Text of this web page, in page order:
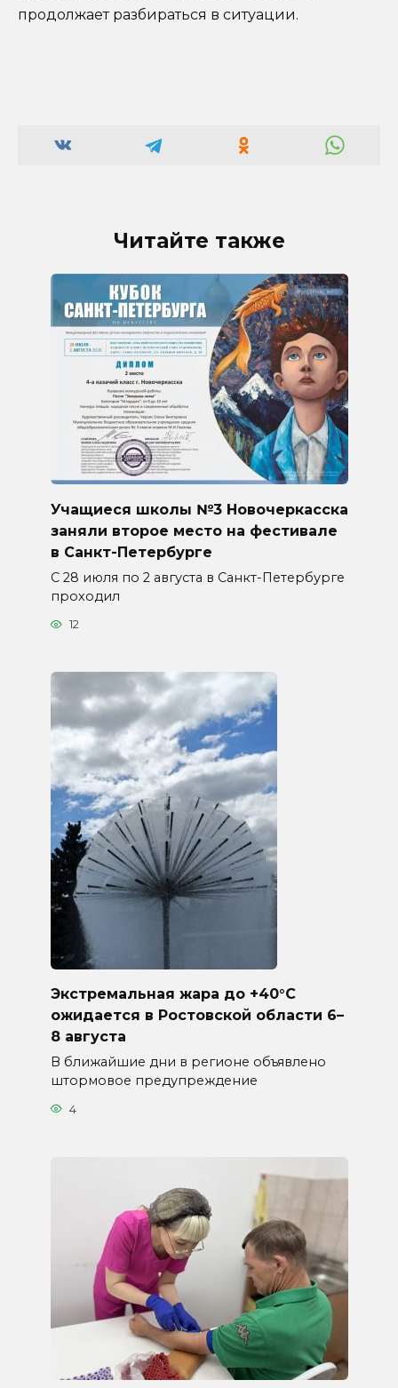
продолжает разбираться в ситуации.
Читайте также
Учащиеся школы №3 Новочеркасска
заняли второе место на фестивале
в Санкт-Петербурге
С 28 июля по 2 августа в Санкт-Петербурге
проходил
12
Экстремальная жара до +40°C
ожидается в Ростовской области 6–
8 августа
В ближайшие дни в регионе объявлено
штормовое предупреждение
4